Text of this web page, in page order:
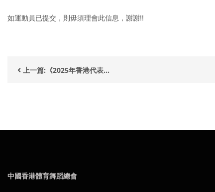
如運動員已提交，則毋須理會此信息，謝謝!!
上一篇:《2025年香港代表...
中國香港體育舞蹈總會